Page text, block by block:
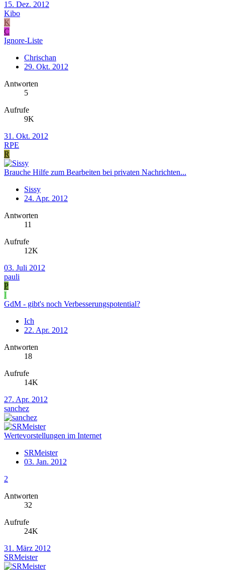
15. Dez. 2012
Kibo
K
C
Ignore-Liste
Chrischan
29. Okt. 2012
Antworten
5
Aufrufe
9K
31. Okt. 2012
RPE
R
Brauche Hilfe zum Bearbeiten bei privaten Nachrichten...
Sissy
24. Apr. 2012
Antworten
11
Aufrufe
12K
03. Juli 2012
pauli
P
I
GdM - gibt's noch Verbesserungspotential?
Ich
22. Apr. 2012
Antworten
18
Aufrufe
14K
27. Apr. 2012
sanchez
Wertevorstellungen im Internet
SRMeister
03. Jan. 2012
2
Antworten
32
Aufrufe
24K
31. März 2012
SRMeister